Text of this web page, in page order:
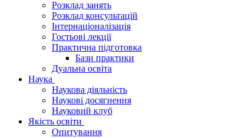
Розклад занять
Розклад консультацій
Інтернаціоналізація
Гостьові лекції
Практична підготовка
Бази практики
Дуальна освіта
Наука
Наукова діяльність
Наукові досягнення
Науковий клуб
Якість освіти
Опитування